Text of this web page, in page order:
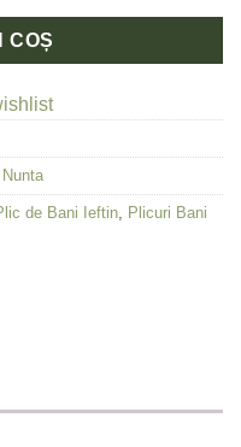
COȘ
de Bani Ieftin Plicuri Bani